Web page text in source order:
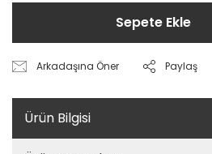
Sepete Ekle
Arkadaşına Öner Paylaş
Ürün Bilgisi